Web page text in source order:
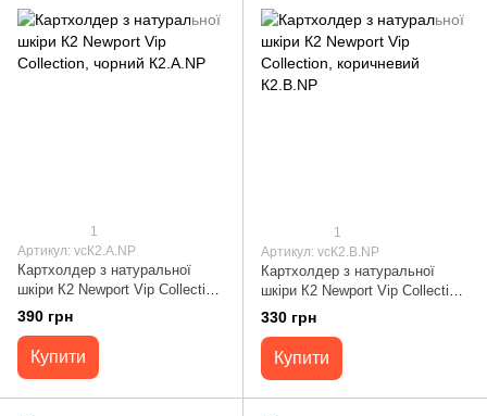
1
Артикул: vcК2.A.NP
Картхолдер з натуральної
шкіри К2 Newport Vip Collection,
чорний К2.A.NP
390 грн
Купити
1
Артикул: vcК2.B.NP
Картхолдер з натуральної
шкіри К2 Newport Vip Collection,
коричневий К2.B.NP
330 грн
Купити